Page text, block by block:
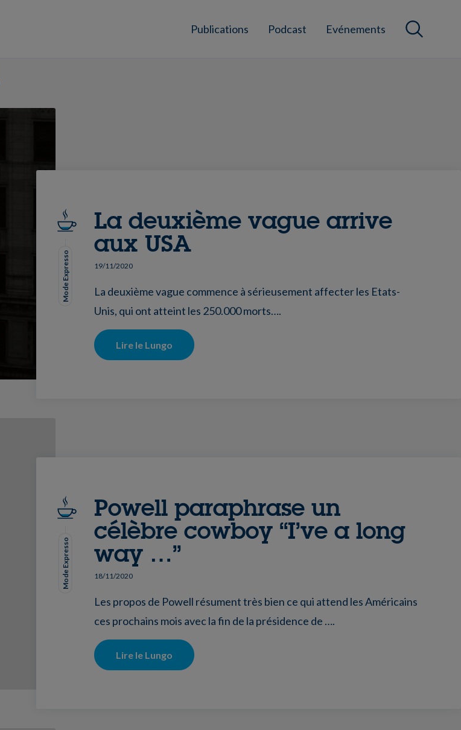
Publications Podcast Evénements
Mode Expresso
La deuxième vague arrive
aux USA
19/11/2020
La deuxième vague commence à sérieusement affecter les Etats-
Unis, qui ont atteint les 250.000 morts….
Lire le Lungo
Mode Expresso
Powell paraphrase un
célèbre cowboy “I’ve a long
way …”
18/11/2020
Les propos de Powell résument très bien ce qui attend les Américains
ces prochains mois avec la fin de la présidence de ….
Lire le Lungo